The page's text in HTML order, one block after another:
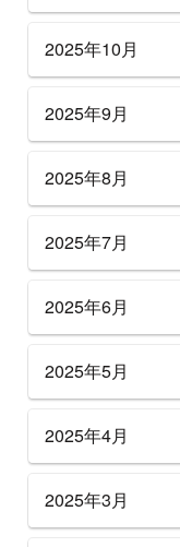
2025年10月
2025年9月
2025年8月
2025年7月
2025年6月
2025年5月
2025年4月
2025年3月